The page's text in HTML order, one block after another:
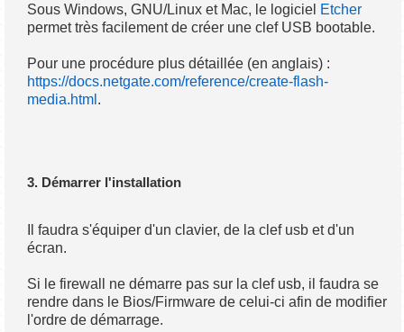
Sous Windows, GNU/Linux et Mac, le logiciel Etcher
permet très facilement de créer une clef USB bootable.
Pour une procédure plus détaillée (en anglais) :
https://docs.netgate.com/reference/create-flash-
media.html .
3. Démarrer l'installation
Il faudra s'équiper d'un clavier, de la clef usb et d'un
écran.
Si le firewall ne démarre pas sur la clef usb, il faudra se
rendre dans le Bios/Firmware de celui-ci afin de modifier
l'ordre de démarrage.